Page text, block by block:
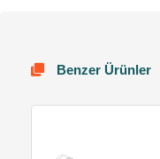
Benzer Ürünler